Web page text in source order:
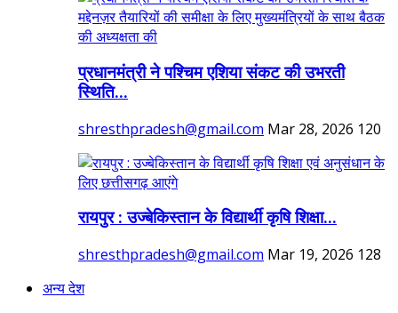
प्रधानमंत्री ने पश्चिम एशिया संकट की उभरती
स्थिति...
shresthpradesh@gmail.com Mar 28, 2026 120
रायपुर : उज्बेकिस्तान के विद्यार्थी कृषि शिक्षा...
shresthpradesh@gmail.com Mar 19, 2026 128
अन्य देश